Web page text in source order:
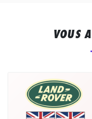
VOUS